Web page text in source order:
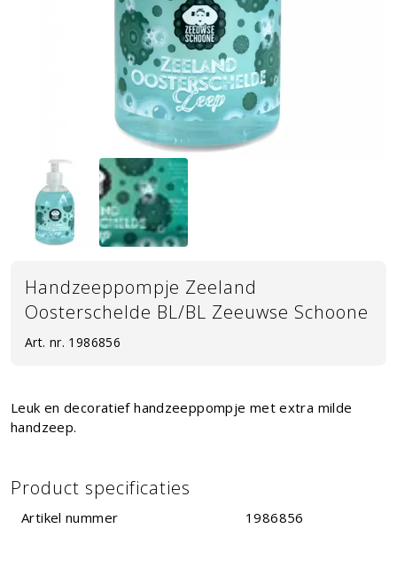
Handzeeppompje Zeeland
Oosterschelde BL/BL Zeeuwse Schoone
Art. nr. 1986856
Leuk en decoratief handzeeppompje met extra milde
handzeep.
Product specificaties
Artikel nummer 1986856